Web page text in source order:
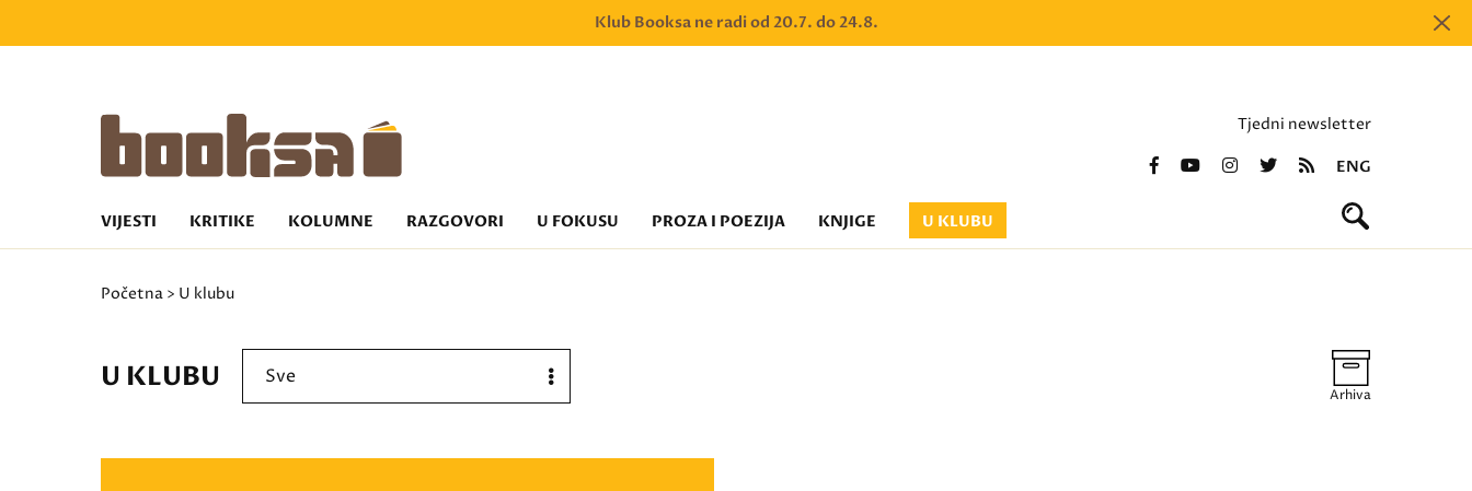
Klub Booksa ne radi od 20.7. do 24.8.
Tjedni newsletter
ENG
VIJESTI KRITIKE KOLUMNE RAZGOVORI U FOKUSU PROZA I POEZIJA KNJIGE U KLUBU
Početna > U klubu
U KLUBU Sve
Arhiva